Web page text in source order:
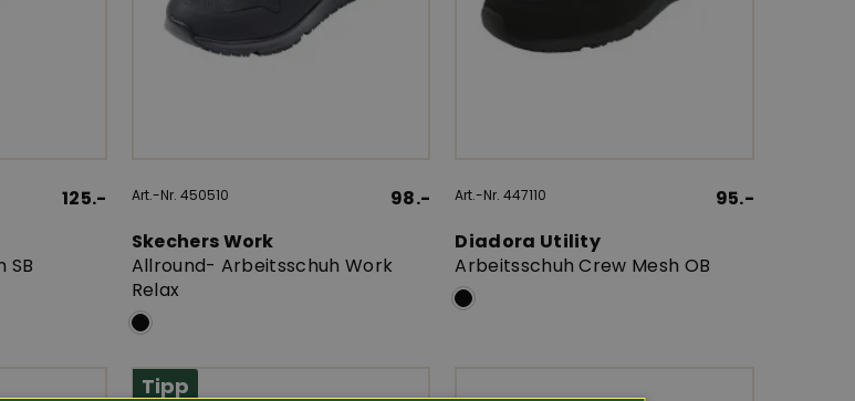
125.-
SB
Art.-Nr. 450510
98.-
Skechers Work
Allround- Arbeitsschuh Work
Relax
Art.-Nr. 447110
95.-
Diadora Utility
Arbeitsschuh Crew Mesh OB
Tipp